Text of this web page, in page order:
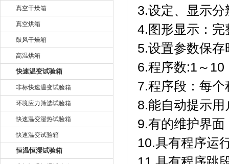
真空干燥箱
真空烘箱
鼓风干燥箱
高温烘箱
快速温变试验箱
非标快速温变试验箱
环境应力筛选试验箱
快速温变湿热试验箱
快速温变试验箱
恒温恒湿试验箱
3.设定、显
4.图形显示：
5.设置参数保存
6.程序数:1～10
7.程序段：每个
8.能自动提示用
9.有的维护界面
10.具有程序运行